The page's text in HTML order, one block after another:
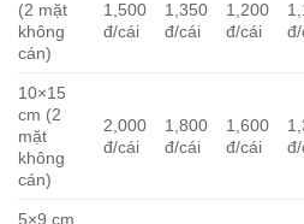
(2 mặt
không
cán)
1,500
đ/cái
1,350
đ/cái
1,200
đ/cái
10×15
cm (2
mặt
không
cán)
2,000
đ/cái
1,800
đ/cái
1,600
đ/cái
5×9 cm